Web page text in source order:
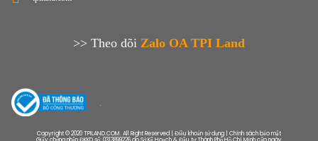
>> Theo dõi Zalo OA TPI Land
Copyright © 2020 TPILAND.COM. All Right Reserved | Điều khoản sử dụng | Chính sách bảo mật